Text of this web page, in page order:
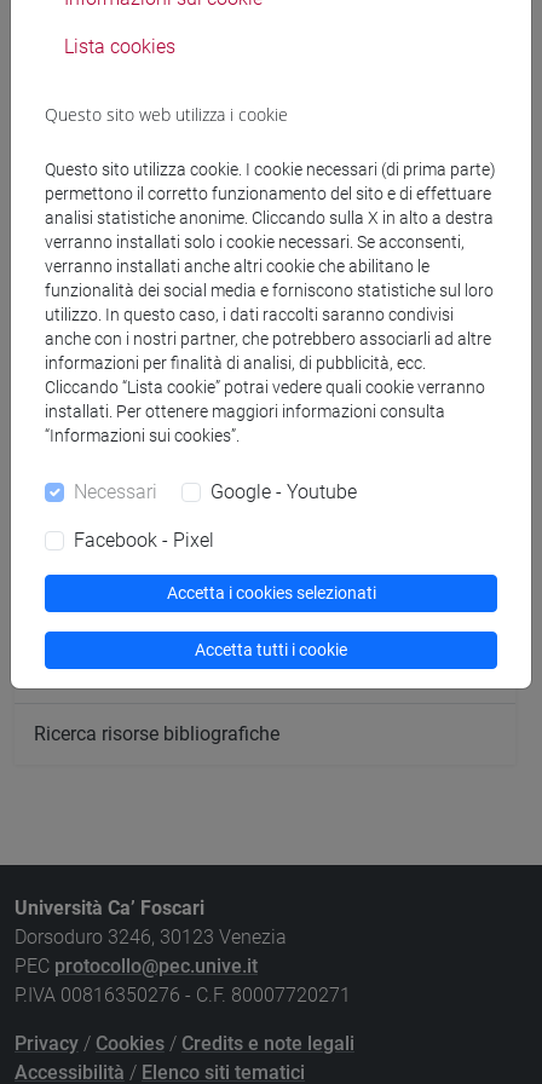
CV
segui il feed
Cerca nel sito
Ricerca persone
Ricerca insegnamenti
Ricerca aule
Ricerca sedi
Ricerca strutture
Ricerca pubblicazioni
Ricerca risorse bibliografiche
Università Ca’ Foscari
Dorsoduro 3246, 30123 Venezia
PEC protocollo@pec.unive.it
P.IVA 00816350276 - C.F. 80007720271
Privacy / Cookies / Credits e note legali
Accessibilità / Elenco siti tematici
Lista cookies
Questo sito web utilizza i cookie
Questo sito utilizza cookie. I cookie necessari (di prima parte)
permettono il corretto funzionamento del sito e di effettuare
analisi statistiche anonime. Cliccando sulla X in alto a destra
verranno installati solo i cookie necessari. Se acconsenti,
verranno installati anche altri cookie che abilitano le
funzionalità dei social media e forniscono statistiche sul loro
utilizzo. In questo caso, i dati raccolti saranno condivisi
anche con i nostri partner, che potrebbero associarli ad altre
informazioni per finalità di analisi, di pubblicità, ecc.
Cliccando “Lista cookie” potrai vedere quali cookie verranno
installati. Per ottenere maggiori informazioni consulta
“Informazioni sui cookies”.
Necessari Google - Youtube
Facebook - Pixel
Accetta i cookies selezionati
Accetta tutti i cookie